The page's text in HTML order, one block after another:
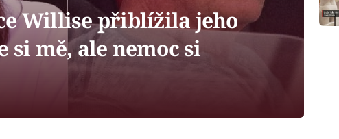
Willise přiblížila jeho
si mě, ale nemoc si